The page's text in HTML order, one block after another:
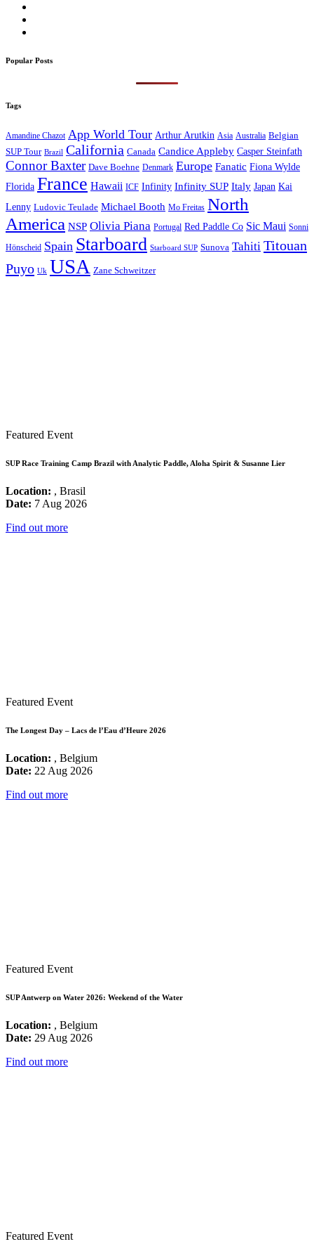
Popular Posts
Tags
Amandine Chazot App World Tour Arthur Arutkin Asia Australia Belgian
SUP Tour Brazil California Canada Candice Appleby Casper Steinfath
Connor Baxter Dave Boehne Denmark Europe Fanatic Fiona Wylde
Florida France Hawaii ICF Infinity Infinity SUP Italy Japan Kai
Lenny Ludovic Teulade Michael Booth Mo Freitas North
America NSP Olivia Piana Portugal Red Paddle Co Sic Maui Sonni
Hönscheid Spain Starboard Starboard SUP Sunova Tahiti Titouan
Puyo Uk USA Zane Schweitzer
Featured Event
SUP Race Training Camp Brazil with Analytic Paddle, Aloha Spirit & Susanne Lier
Location: , Brasil
Date: 7 Aug 2026
Find out more
Featured Event
The Longest Day – Lacs de l’Eau d’Heure 2026
Location: , Belgium
Date: 22 Aug 2026
Find out more
Featured Event
SUP Antwerp on Water 2026: Weekend of the Water
Location: , Belgium
Date: 29 Aug 2026
Find out more
Featured Event